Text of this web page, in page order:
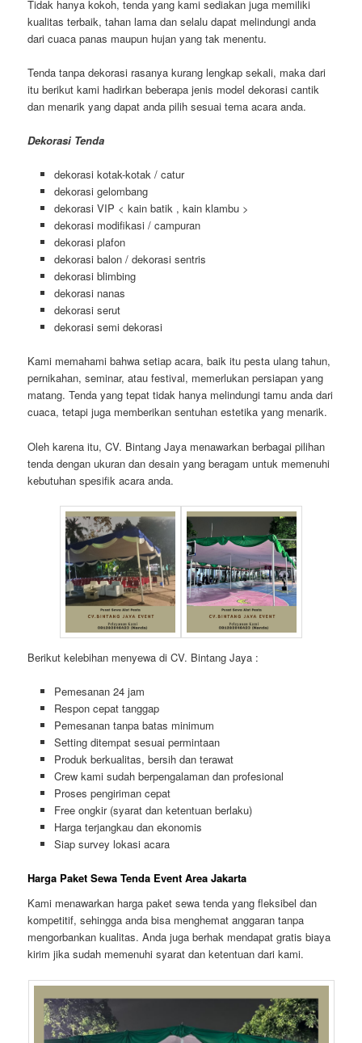
Tidak hanya kokoh, tenda yang kami sediakan juga memiliki
kualitas terbaik, tahan lama dan selalu dapat melindungi anda
dari cuaca panas maupun hujan yang tak menentu.
Tenda tanpa dekorasi rasanya kurang lengkap sekali, maka dari
itu berikut kami hadirkan beberapa jenis model dekorasi cantik
dan menarik yang dapat anda pilih sesuai tema acara anda.
Dekorasi Tenda
dekorasi kotak-kotak / catur
dekorasi gelombang
dekorasi VIP < kain batik , kain klambu >
dekorasi modifikasi / campuran
dekorasi plafon
dekorasi balon / dekorasi sentris
dekorasi blimbing
dekorasi nanas
dekorasi serut
dekorasi semi dekorasi
Kami memahami bahwa setiap acara, baik itu pesta ulang tahun,
pernikahan, seminar, atau festival, memerlukan persiapan yang
matang. Tenda yang tepat tidak hanya melindungi tamu anda dari
cuaca, tetapi juga memberikan sentuhan estetika yang menarik.
Oleh karena itu, CV. Bintang Jaya menawarkan berbagai pilihan
tenda dengan ukuran dan desain yang beragam untuk memenuhi
kebutuhan spesifik acara anda.
Berikut kelebihan menyewa di CV. Bintang Jaya :
Pemesanan 24 jam
Respon cepat tanggap
Pemesanan tanpa batas minimum
Setting ditempat sesuai permintaan
Produk berkualitas, bersih dan terawat
Crew kami sudah berpengalaman dan profesional
Proses pengiriman cepat
Free ongkir (syarat dan ketentuan berlaku)
Harga terjangkau dan ekonomis
Siap survey lokasi acara
Harga Paket Sewa Tenda Event Area Jakarta
Kami menawarkan harga paket sewa tenda yang fleksibel dan
kompetitif, sehingga anda bisa menghemat anggaran tanpa
mengorbankan kualitas. Anda juga berhak mendapat gratis biaya
kirim jika sudah memenuhi syarat dan ketentuan dari kami.